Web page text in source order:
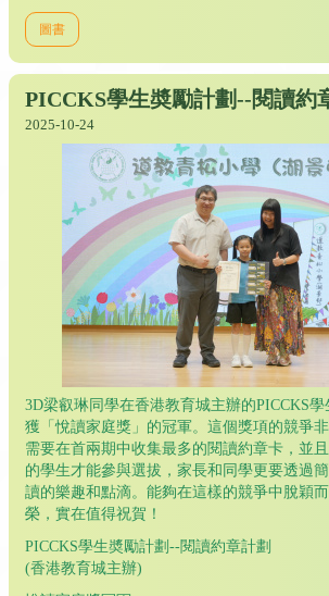
圖書
PICCKS學生奬勵計劃--閱讀約
2025-10-24
3D梁叡琳同學在香港教育城主辦的PICCKS
獲「悅讀家庭獎」的冠軍。這個獎項的競爭
需要在首兩期中收集最多的閱讀約章卡，並
的學生才能參與選拔，家長和同學更要透過
讀的樂趣和點滴。能夠在這樣的競爭中脫穎
榮，實在值得祝賀！
PICCKS學生奬勵計劃--閱讀約章計劃
(香港教育城主辦)